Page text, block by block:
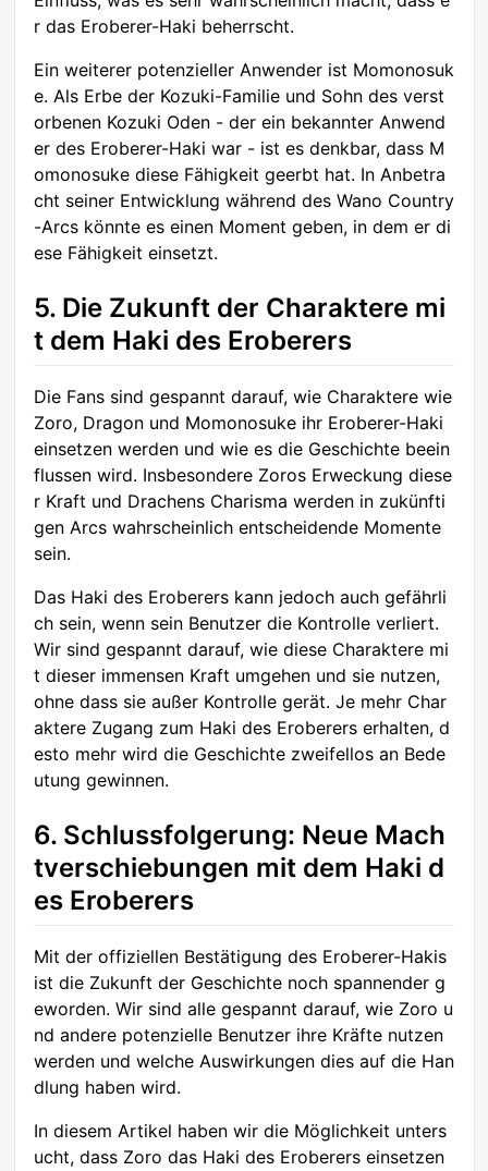
r das Eroberer-Haki beherrscht.
Ein weiterer potenzieller Anwender ist Momonosuk
e. Als Erbe der Kozuki-Familie und Sohn des verst
orbenen Kozuki Oden - der ein bekannter Anwend
er des Eroberer-Haki war - ist es denkbar, dass M
omonosuke diese Fähigkeit geerbt hat. In Anbetra
cht seiner Entwicklung während des Wano Country
-Arcs könnte es einen Moment geben, in dem er di
ese Fähigkeit einsetzt.
5. Die Zukunft der Charaktere mi
t dem Haki des Eroberers
Die Fans sind gespannt darauf, wie Charaktere wie
Zoro, Dragon und Momonosuke ihr Eroberer-Haki
einsetzen werden und wie es die Geschichte beein
flussen wird. Insbesondere Zoros Erweckung diese
r Kraft und Drachens Charisma werden in zukünfti
gen Arcs wahrscheinlich entscheidende Momente
sein.
Das Haki des Eroberers kann jedoch auch gefährli
ch sein, wenn sein Benutzer die Kontrolle verliert.
Wir sind gespannt darauf, wie diese Charaktere mi
t dieser immensen Kraft umgehen und sie nutzen,
ohne dass sie außer Kontrolle gerät. Je mehr Char
aktere Zugang zum Haki des Eroberers erhalten, d
esto mehr wird die Geschichte zweifellos an Bede
utung gewinnen.
6. Schlussfolgerung: Neue Mach
tverschiebungen mit dem Haki d
es Eroberers
Mit der offiziellen Bestätigung des Eroberer-Hakis
ist die Zukunft der Geschichte noch spannender g
eworden. Wir sind alle gespannt darauf, wie Zoro u
nd andere potenzielle Benutzer ihre Kräfte nutzen
werden und welche Auswirkungen dies auf die Han
dlung haben wird.
In diesem Artikel haben wir die Möglichkeit unters
ucht, dass Zoro das Haki des Eroberers einsetzen